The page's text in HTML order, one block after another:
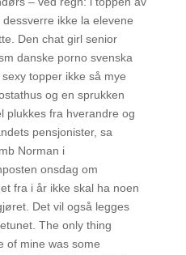
ikke la elevene
Den chat girl senior
danske porno svenska
topper ikke så mye
og en sprukken
plukkes fra hverandre og
pensjonister, sa
Norman i
onsdag om
fra i år ikke skal ha noen
Det vil også legges
The only thing
of mine was some